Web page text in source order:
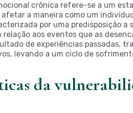
crônica refere-se a um
a maneira como um
por uma predisposição
relação aos eventos que as
de experiências passadas,
levando a um ciclo de
da